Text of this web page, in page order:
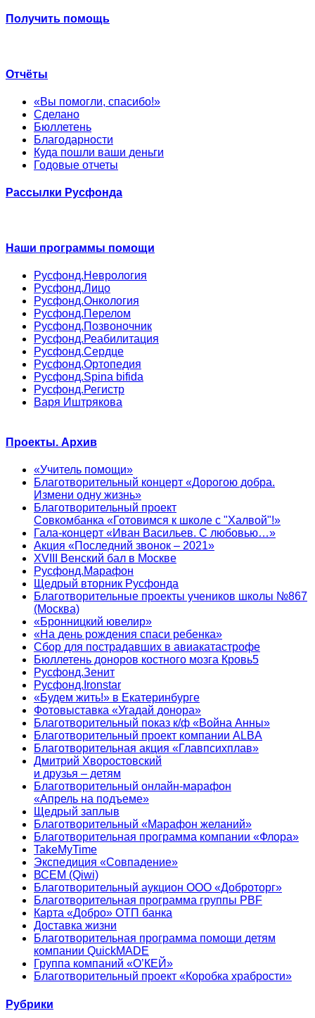
Получить помощь
Отчёты
«Вы помогли, спасибо!»
Сделано
Бюллетень
Благодарности
Куда пошли ваши деньги
Годовые отчеты
Рассылки Русфонда
Наши программы помощи
Русфонд.Неврология
Русфонд.Лицо
Русфонд.Онкология
Русфонд.Перелом
Русфонд.Позвоночник
Русфонд.Реабилитация
Русфонд.Сердце
Русфонд.Ортопедия
Русфонд.Spina bifida
Русфонд.Регистр
Варя Иштрякова
Проекты. Архив
«Учитель помощи»
Благотворительный концерт «Дорогою добра.
Измени одну жизнь»
Благотворительный проект
Совкомбанка «Готовимся к школе с "Халвой"!»
Гала-концерт «Иван Васильев. С любовью…»
Акция «Последний звонок – 2021»
XVIII Венский бал в Москве
Русфонд.Марафон
Щедрый вторник Русфонда
Благотворительные проекты учеников школы №867
(Москва)
«Бронницкий ювелир»
«На день рождения спаси ребенка»
Сбор для пострадавших в авиакатастрофе
Бюллетень доноров костного мозга Кровь5
Русфонд.Зенит
Русфонд.Ironstar
«Будем жить!» в Екатеринбурге
Фотовыставка «Угадай донора»
Благотворительный показ к/ф «Война Анны»
Благотворительный проект компании ALBA
Благотворительная акция «Главпсихплав»
Дмитрий Хворостовский
и друзья – детям
Благотворительный онлайн‑марафон
«Апрель на подъеме»
Щедрый заплыв
Благотворительный «Марафон желаний»
Благотворительная программа компании «Флора»
TakeMyTime
Экспедиция «Совпадение»
ВСЕМ (Qiwi)
Благотворительный аукцион ООО «Доброторг»
Благотворительная программа группы PBF
Карта «Добро» ОТП банка
Доставка жизни
Благотворительная программа помощи детям
компании QuickMADE
Группа компаний «О’КЕЙ»
Благотворительный проект «Коробка храбрости»
Рубрики